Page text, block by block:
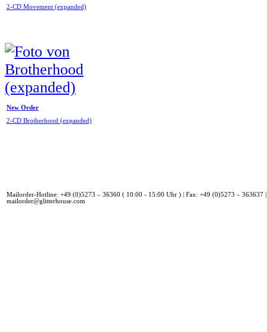
2-CD Movement (expanded)
New Order
2-CD Brotherhood (expanded)
Mailorder-Hotline: +49 (0)5273 – 36360 ( 10:00 - 15:00 Uhr ) | Fax: +49 (0)5273 – 363637
mailorder@glitterhouse.com